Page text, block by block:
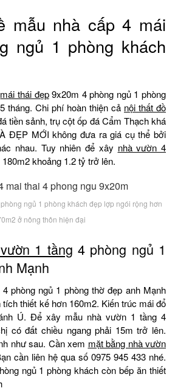
mẫu nhà cấp 4 mái
ngủ 1 phòng khách
mái thái đẹp9x20m 4 phòng ngủ 1 phòng
tháng. Chi phí hoàn thiện cả nội thất đồ
tiền sảnh, trụ cột ốp đá Cẩm Thạch khá
ĐẸP MỚI không đưa ra giá cụ thể bởi
nhau. Tuy nhiên để xây nhà vườn 4
khoảng 1.2 tỷ trở lên.
ngủ 1 phòng khách đẹp lợp ngói rộng hơn
ở nông thôn hiện đại
1 tầng 4 phòng ngủ 1
Mạnh
phòng ngủ 1 phòng thờ đẹp anh Mạnh
thiết kế hơn 160m2. Kiến trúc mái đổ
Ú. Để xây mẫu nhà vườn 1 tầng 4
có đất chiều ngang phải 15m trở lên.
như sau. Cần xem mặt bằng nhà vườn
cần liên hệ qua số 0975 945 433 nhé.
ngủ 1 phòng khách còn bếp ăn thiết